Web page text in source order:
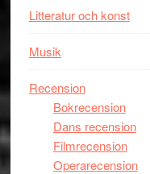
Litteratur och konst
Musik
Recension
Bokrecension
Dans recension
Filmrecension
Operarecension